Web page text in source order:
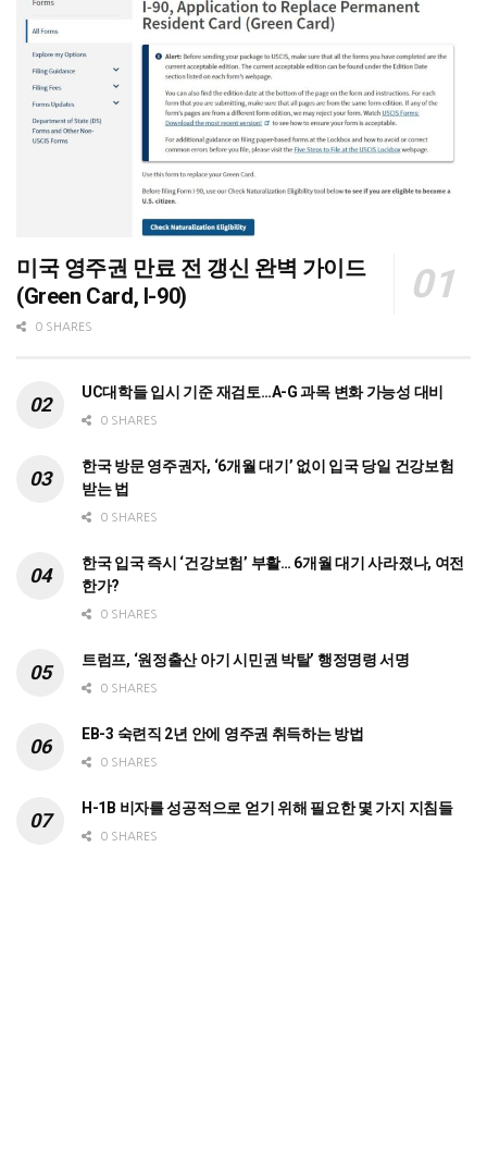
미국 영주권 만료 전 갱신 완벽 가이드
(Green Card, I-90)
0 SHARES
UC대학들 입시 기준 재검토…A-G 과목 변화 가능성 대비
0 SHARES
한국 방문 영주권자, ‘6개월 대기’ 없이 입국 당일 건강보험
받는 법
0 SHARES
한국 입국 즉시 ‘건강보험’ 부활… 6개월 대기 사라졌나, 여전
한가?
0 SHARES
트럼프, ‘원정출산 아기 시민권 박탈’ 행정명령 서명
0 SHARES
EB-3 숙련직 2년 안에 영주권 취득하는 방법
0 SHARES
H-1B 비자를 성공적으로 얻기 위해 필요한 몇 가지 지침들
0 SHARES